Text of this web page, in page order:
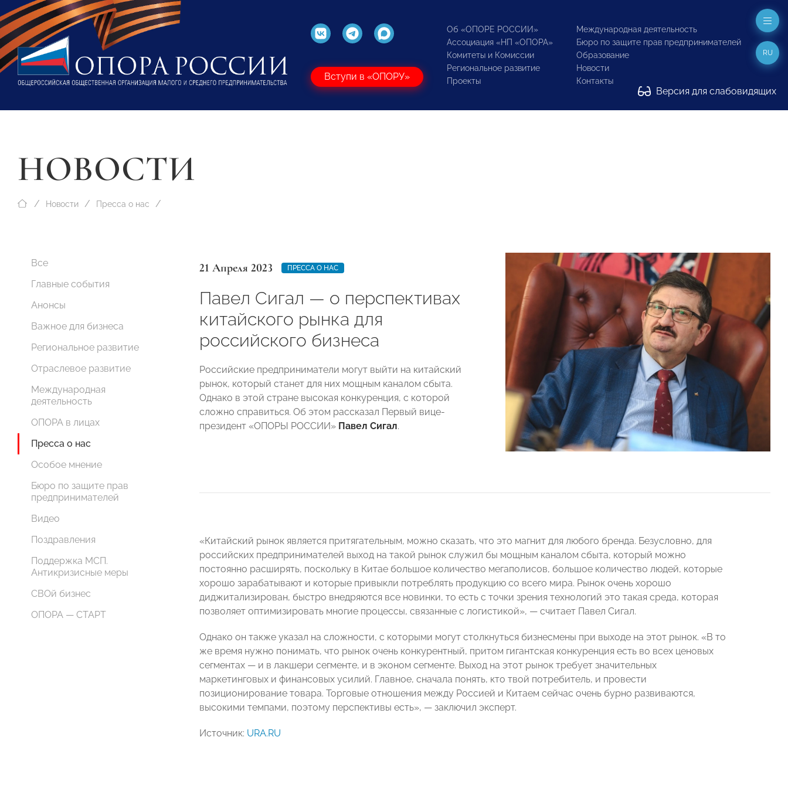
Вступи в «ОПОРУ»
Об «ОПОРЕ РОССИИ»
Ассоциация «НП «ОПОРА»
Комитеты и Комиссии
Региональное развитие
Проекты
Международная деятельность
Бюро по защите прав предпринимателей
Образование
Новости
Контакты
Версия для слабовидящих
RU
НОВОСТИ
Новости Пресса о нас
Все
Главные события
Анонсы
Важное для бизнеса
Региональное развитие
Отраслевое развитие
Международная
деятельность
ОПОРА в лицах
Пресса о нас
Особое мнение
Бюро по защите прав
предпринимателей
Видео
Поздравления
Поддержка МСП.
Антикризисные меры
СВОй бизнес
ОПОРА — СТАРТ
21 Апреля 2023 ПРЕССА О НАС
Павел Сигал — о перспективах
китайского рынка для
российского бизнеса
Российские предприниматели могут выйти на китайский
рынок, который станет для них мощным каналом сбыта.
Однако в этой стране высокая конкуренция, с которой
сложно справиться. Об этом рассказал Первый вице-
президент «ОПОРЫ РОССИИ» Павел Сигал.
«Китайский рынок является притягательным, можно сказать, что это магнит для любого бренда. Безусловно, для
российских предпринимателей выход на такой рынок служил бы мощным каналом сбыта, который можно
постоянно расширять, поскольку в Китае большое количество мегаполисов, большое количество людей, которые
хорошо зарабатывают и которые привыкли потреблять продукцию со всего мира. Рынок очень хорошо
диджитализирован, быстро внедряются все новинки, то есть с точки зрения технологий это такая среда, которая
позволяет оптимизировать многие процессы, связанные с логистикой», — считает Павел Сигал.
Однако он также указал на сложности, с которыми могут столкнуться бизнесмены при выходе на этот рынок. «В то
же время нужно понимать, что рынок очень конкурентный, притом гигантская конкуренция есть во всех ценовых
сегментах — и в лакшери сегменте, и в эконом сегменте. Выход на этот рынок требует значительных
маркетинговых и финансовых усилий. Главное, сначала понять, кто твой потребитель, и провести
позиционирование товара. Торговые отношения между Россией и Китаем сейчас очень бурно развиваются,
высокими темпами, поэтому перспективы есть», — заключил эксперт.
Источник: URA.RU